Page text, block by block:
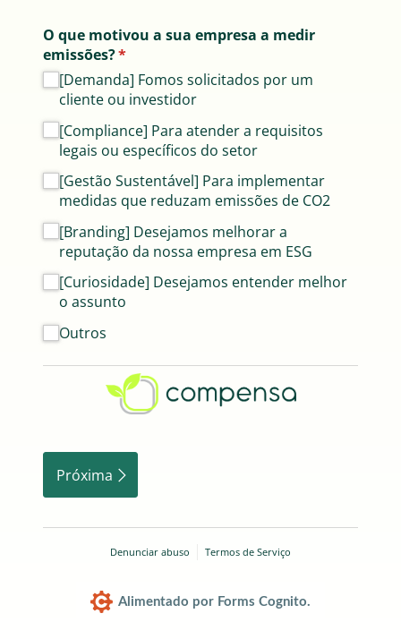
O que motivou a sua empresa a medir
emissões?*
(obrigatório)
[Demanda] Fomos solicitados por um
cliente ou investidor
[Compliance] Para atender a requisitos
legais ou específicos do setor
[Gestão Sustentável] Para implementar
medidas que reduzam emissões de CO2
[Branding] Desejamos melhorar a
reputação da nossa empresa em ESG
[Curiosidade] Desejamos entender melhor
o assunto
Outros
Próxima
Denunciar abuso Termos de Serviço
Alimentado por Forms Cognito.